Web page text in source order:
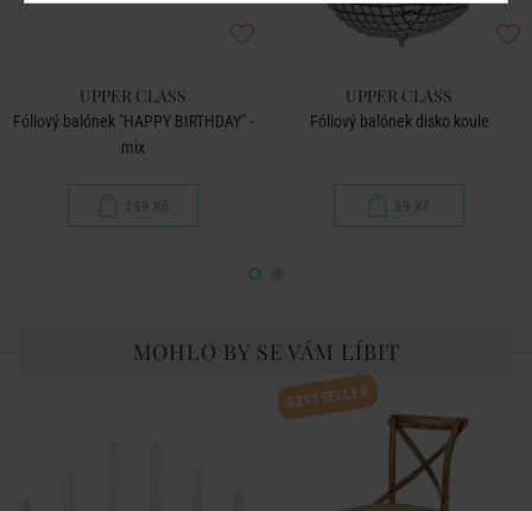
UPPER CLASS
Fóliový balónek "HAPPY BIRTHDAY" -
mix
299 Kč
UPPER CLASS
Fóliový balónek disko koule
89 Kč
MOHLO BY SE VÁM LÍBIT
BESTSELLER